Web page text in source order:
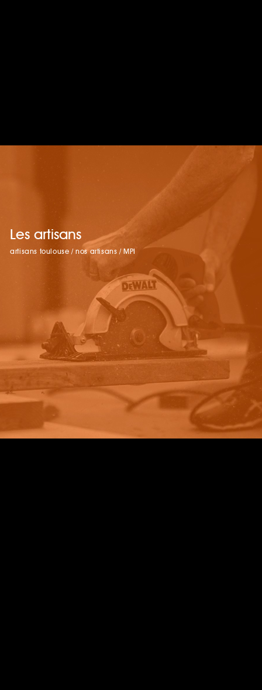
Les artisans
artisans toulouse /nos artisans / MPI